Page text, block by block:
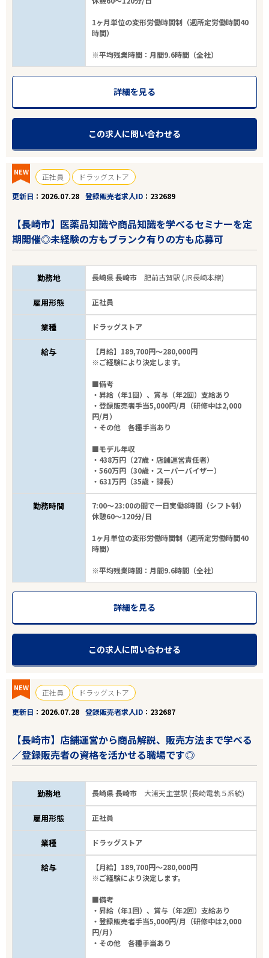
エリアで探す
長崎
長崎市
ドラッグストア
雇用形態
6件から検索する
1ヶ月単位の変形労働時間制（週所定労働時間40
時間）
※平均残業時間：月間9.6時間（全社）
詳細を見る
この求人に問い合わせる
NEW 正社員
ドラッグストア
更新日
2026.07.28 登録販売者求人ID 232689
【長崎市】医薬品知識や商品知識を学べるセミナーを定
期開催◎未経験の方もブランク有りの方も応募可
勤務地 長崎県 長崎市肥前古賀駅 (JR長崎本線)
雇用形態 正社員
業種 ドラッグストア
給与
【月給】189,700円～280,000円
※ご経験により決定します。
■備考
・昇給（年1回）、賞与（年2回）支給あり
・登録販売者手当5,000円/月（研修中は2,000
円/月）
・その他 各種手当あり
■モデル年収
・438万円（27歳・店舗運営責任者）
・560万円（30歳・スーパーバイザー）
・631万円（35歳・課長）
勤務時間
7:00～23:00の間で一日実働8時間（シフト制）
休憩60～120分/日
1ヶ月単位の変形労働時間制（週所定労働時間40
時間）
※平均残業時間：月間9.6時間（全社）
詳細を見る
この求人に問い合わせる
NEW 正社員
ドラッグストア
更新日
2026.07.28 登録販売者求人ID 232687
【長崎市】店舗運営から商品解説、販売方法まで学べる
／登録販売者の資格を活かせる職場です◎
勤務地 長崎県 長崎市 大浦天主堂駅 (長崎電軌５系統)
雇用形態 正社員
業種 ドラッグストア
給与
【月給】189,700円～280,000円
※ご経験により決定します。
■備考
・昇給（年1回）、賞与（年2回）支給あり
・登録販売者手当5,000円/月（研修中は2,000
円/月）
・その他 各種手当あり